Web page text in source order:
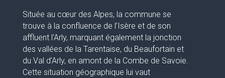
Située au cœur des Alpes, la commune se
trouve à la confluence de l’Isère et de son
affluent l’Arly, marquant également la jonction
des vallées de la Tarentaise, du Beaufortain et
du Val d’Arly, en amont de la Combe de Savoie.
Cette situation géographique lui vaut